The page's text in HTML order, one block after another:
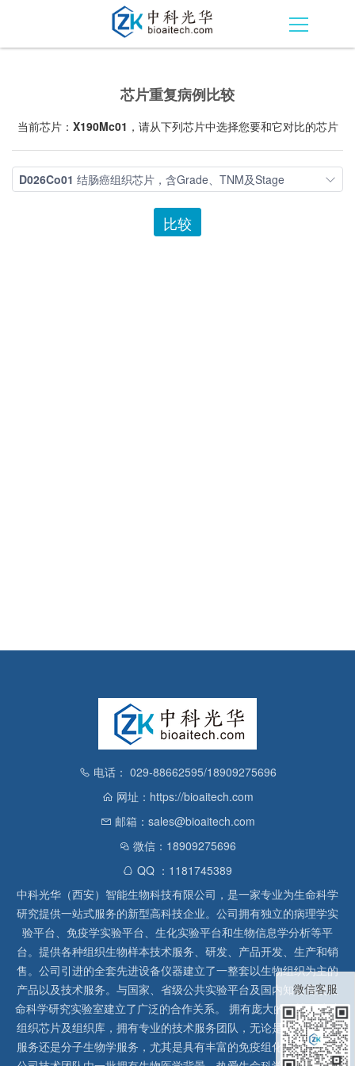
芯片重复病例比较
当前芯片： X190Mc01 ，请从下列芯片中选择您要和它对比的芯片
D026Co01 结肠癌组织芯片，含Grade、TNM及Stage
比较
电话： 029-88662595/18909275696
网址：https://bioaitech.com
邮箱：sales@bioaitech.com
微信：18909275696
QQ ：1181745389
中科光华（西安）智能生物科技有限公司，是一家专业为生命科学
研究提供一站式服务的新型高科技企业。公司拥有独立的病理学实
验平台、免疫学实验平台、生化实验平台和生物信息学分析等平
台。提供各种组织生物样本技术服务、研发、产品开发、生产和销
售。公司引进的全套先进设备仪器建立了一整套以生物组织为主的
产品以及技术服务。与国家、省级公共实验平台及国内知名高校生
命科学研究实验室建立了广泛的合作关系。 拥有庞大的石蜡、冰冻
组织芯片及组织库，拥有专业的技术服务团队，无论是形态病理学
服务还是分子生物学服务，尤其是具有丰富的免疫组化实验经验，
微信客服